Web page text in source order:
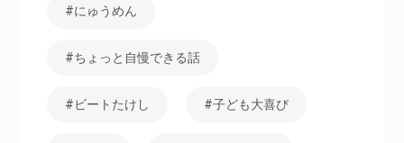
にゅうめん
ちょっと自慢できる話
ビートたけし 子ども大喜び